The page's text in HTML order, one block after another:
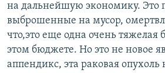
на дальнейшую экономику. Это
выброшенные на мусор,
что,это еще одна очень тяжелая
этом бюджете. Но это не новое
аппендикс, эта раковая опухоль